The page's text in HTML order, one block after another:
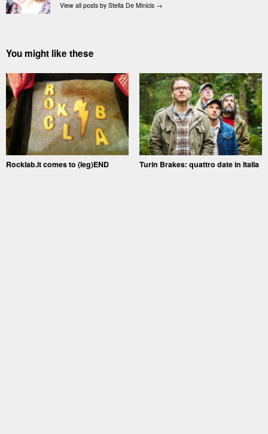
View all posts by Stella De Minicis →
You might like these
Rocklab.it comes to (leg)END Turin Brakes: quattro date in Italia